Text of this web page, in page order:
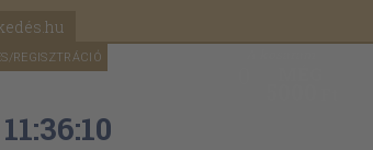
REGISZTRÁCIÓ
11:36:08